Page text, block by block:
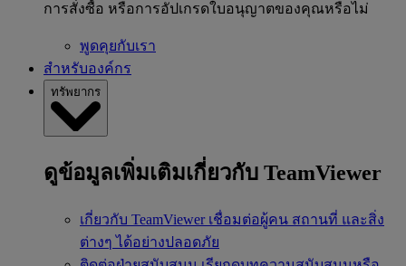
การสั่งซื้อ หรือการอัปเกรดใบอนุญาตของคุณหรือไม่
พูดคุยกับเรา
สำหรับองค์กร
ทรัพยากร
ดูข้อมูลเพิ่มเติมเกี่ยวกับ TeamViewer
เกี่ยวกับ TeamViewer เชื่อมต่อผู้คน สถานที่ และสิ่ง
ต่างๆ ได้อย่างปลอดภัย